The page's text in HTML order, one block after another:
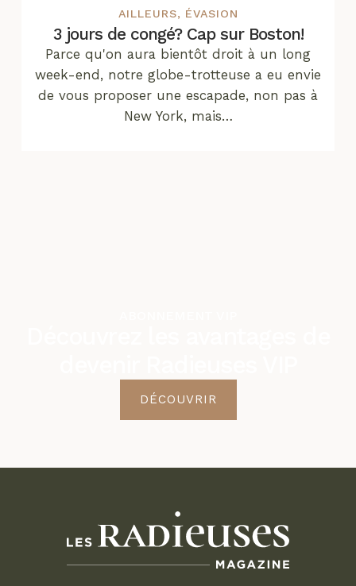
AILLEURS, ÉVASION
3 jours de congé? Cap sur Boston!
Parce qu'on aura bientôt droit à un long
week-end, notre globe-trotteuse a eu envie
de vous proposer une escapade, non pas à
New York, mais…
DÉCOUVRIR